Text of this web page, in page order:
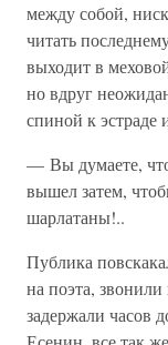
между собой,
читать
выходит в
но вдруг
спиной к эстраде
— Вы думаете,
вышел затем,
шарлатаны!..
Публика
на поэта,
задержали часов